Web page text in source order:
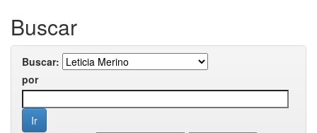
Buscar
Buscar:
por